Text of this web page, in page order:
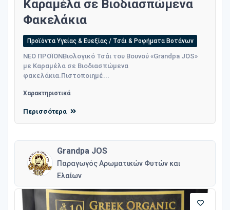
Καραμέλα σε Βιοδιασπώμενα
Φακελάκια
Προϊόντα Υγείας & Ευεξίας / Τσάι & Ροφήματα Βοτάνων
ΝΕΟ ΠΡΟΪΟΝΒιολογικό Τσάι του Βουνού «Grandpa JOS»
με Καραμέλα σε Βιοδιασπώμενα
φακελάκια.Πιστοποιημέ...
Χαρακτηριστικά
Περισσότερα
Grandpa JOS
Παραγωγός Αρωματικών Φυτών και
Ελαίων